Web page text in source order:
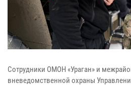
Сотрудники ОМОН «Ураган» и
вневедомственной охраны